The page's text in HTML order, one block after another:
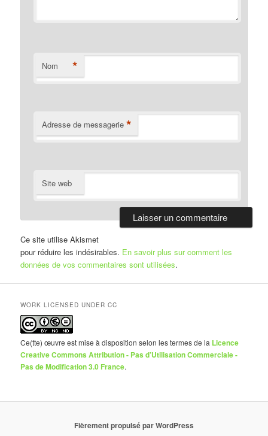
Nom *
Adresse de messagerie *
Site web
Ce site utilise Akismet
pour réduire les indésirables. En savoir plus sur comment les
données de vos commentaires sont utilisées.
WORK LICENSED UNDER CC
Ce(tte) œuvre est mise à disposition selon les termes de la Licence
Creative Commons Attribution - Pas d’Utilisation Commerciale -
Pas de Modification 3.0 France.
Fièrement propulsé par WordPress